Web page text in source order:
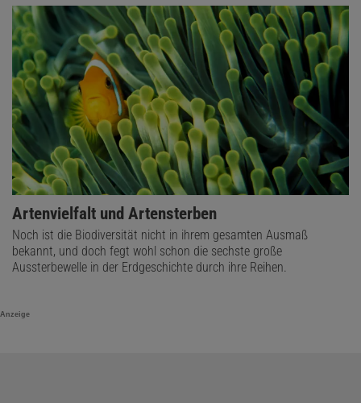
Artenvielfalt und Artensterben
Noch ist die Biodiversität nicht in ihrem gesamten Ausmaß
bekannt, und doch fegt wohl schon die sechste große
Aussterbewelle in der Erdgeschichte durch ihre Reihen.
Anzeige